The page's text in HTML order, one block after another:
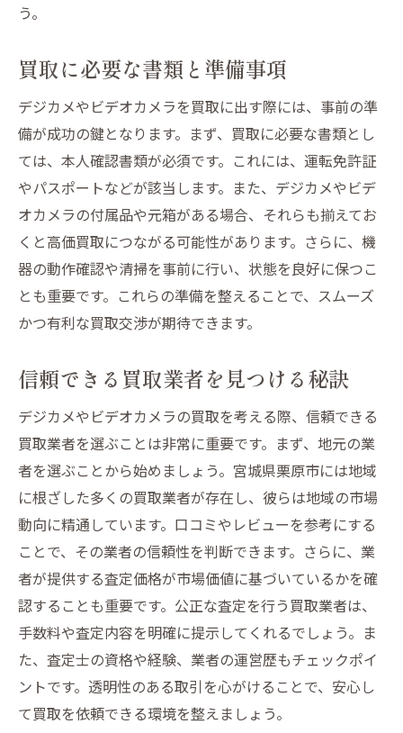
複数の見積もりを比較するメリット
直接相談できる店舗の選び方
査定基準の透明性を確認する方法
アフターサービスが充実している業者
高価買取を実現するためのビデオカメラ査定の
コツ
査定前にすべきビデオカメラの準備
査定士に好印象を与えるためのポイント
買取価格に影響を与える主な要素
付属品の有無が価格に与える影響
市場動向を活かしてデジカメの価値を引き出す
最新の市場トレンドを把握する方法
需要が高まる時期を狙う戦略
中古デジカメの人気機種を知る
市場価値を左右するモデルチェンジの影響
限定モデルやコラボ商品を活かす方法
市場の季節変動を利用した買取戦術
交渉上手になるための買取業者とのコミュニケ
ーション法
う。
買取に必要な書類と準備事項
デジカメやビデオカメラを買取に出す際には、事前の準
備が成功の鍵となります。まず、買取に必要な書類とし
ては、本人確認書類が必須です。これには、運転免許証
やパスポートなどが該当します。また、デジカメやビデ
オカメラの付属品や元箱がある場合、それらも揃えてお
くと高価買取につながる可能性があります。さらに、機
器の動作確認や清掃を事前に行い、状態を良好に保つこ
とも重要です。これらの準備を整えることで、スムーズ
かつ有利な買取交渉が期待できます。
信頼できる買取業者を見つける秘訣
デジカメやビデオカメラの買取を考える際、信頼できる
買取業者を選ぶことは非常に重要です。まず、地元の業
者を選ぶことから始めましょう。宮城県栗原市には地域
に根ざした多くの買取業者が存在し、彼らは地域の市場
動向に精通しています。口コミやレビューを参考にする
ことで、その業者の信頼性を判断できます。さらに、業
者が提供する査定価格が市場価値に基づいているかを確
認することも重要です。公正な査定を行う買取業者は、
手数料や査定内容を明確に提示してくれるでしょう。ま
た、査定士の資格や経験、業者の運営歴もチェックポイ
ントです。透明性のある取引を心がけることで、安心し
て買取を依頼できる環境を整えましょう。